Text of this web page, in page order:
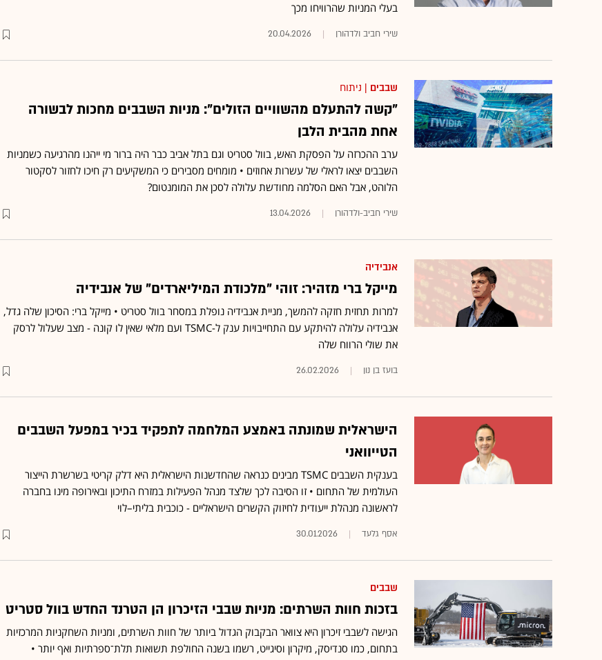
בעלי המניות שהרוויחו מכך
שירי חביב ולדהורן 20.04.2026
שבבים | ניתוח
"קשה להתעלם מהשוויים הזולים": מניות השבבים מחכות לבשורה
אחת מהבית הלבן
ערב ההכרזה על הפסקת האש, בוול סטריט וגם בתל אביב כבר היה ברור מי ייהנו מהרגיעה כשמניות
השבבים יצאו לראלי של עשרות אחוזים • מומחים מסבירים כי המשקיעים רק חיכו לחזור לסקטור
הלוהט, אבל האם הסלמה מחודשת עלולה לסכן את המומנטום?
שירי חביב-ולדהורן 13.04.2026
אנבידיה
מייקל ברי מזהיר: זוהי "מלכודת המיליארדים" של אנבידיה
למרות תחזית חזקה להמשך, מניית אנבידיה נופלת במסחר בוול סטריט • מייקל ברי: הסיכון שלה גדל,
אנבידיה עלולה להיתקע עם התחייבויות ענק ל-TSMC ועם מלאי שאין לו קונה - מצב שעלול לרסק
את שולי הרווח שלה
בועז בן נון 26.02.2026
הישראלית שמונתה באמצע המלחמה לתפקיד בכיר במפעל השבבים
הטייוואני
בענקית השבבים TSMC מבינים כנראה שהחדשנות הישראלית היא דלק קריטי בשרשרת הייצור
העולמית של התחום • זו הסיבה לכך שלצד מנהל הפעילות במזרח התיכון ובאירופה מינו בחברה
לראשונה מנהלת ייעודית לחיזוק הקשרים הישראליים - כוכבית בליתי–לוי
אסף גלעד 30.01.2026
שבבים
בזכות חוות השרתים: מניות שבבי הזיכרון הן הטרנד החדש בוול סטריט
הגישה לשבבי זיכרון היא צוואר הבקבוק הגדול ביותר של חוות השרתים, ומניות השחקניות המרכזיות
בתחום, כמו סנדיסק, מיקרון וסיגייט, רשמו בשנה החולפת תשואות תלת־ספרתיות ואף יותר •